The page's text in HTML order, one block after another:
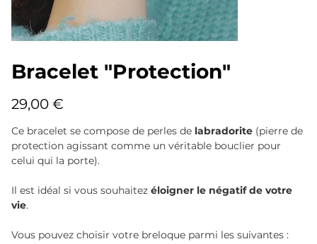
Bracelet "Protection"
Prix
29,00 €
Ce bracelet se compose de perles de labradorite (pierre de
protection agissant comme un véritable bouclier pour
celui qui la porte).
Il est idéal si vous souhaitez éloigner le négatif de votre
vie.
Vous pouvez choisir votre breloque parmi les suivantes :